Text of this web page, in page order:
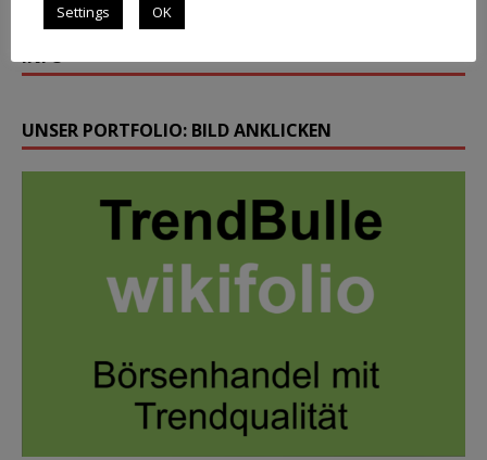
Trading
INFO
UNSER PORTFOLIO: BILD ANKLICKEN
Settings OK